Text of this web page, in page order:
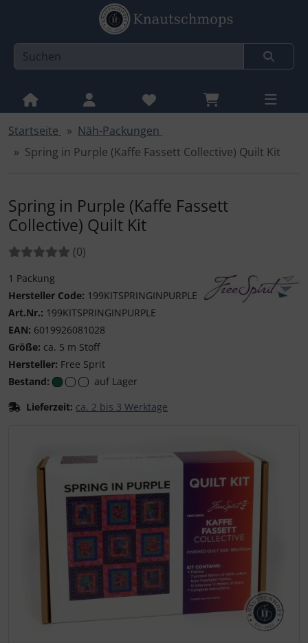
Sprungnavigation
Springe zur Navigation
Springe zum Inhalt
Springe zum Button für Einstellungen
Springe zu den allgemeinen Informationen
Startseite
Näh-Packungen
Spring in Purple (Kaffe Fassett Collective) Quilt Kit
Spring in Purple (Kaffe Fassett
Collective) Quilt Kit
Bewertungen:
(0Bewertungen
)
1 Packung
Hersteller Code: 199KITSPRINGINPURPLE
Art.Nr.: 199KITSPRINGINPURPLE
EAN: 6019926081028
Größe: ca. 5 m Stoff
Hersteller: Free Sprit
Bestand:
auf Lager
Lieferzeit: ca. 2 bis 3 Werktage